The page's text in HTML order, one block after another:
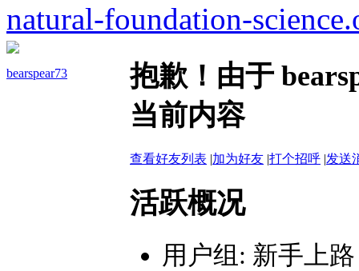
natural-foundation-
bearspear73
抱歉！由于
当前内容
查看好友列表 |加为好友 |打个招呼 |发送
活跃概况
用户组: 新手上路